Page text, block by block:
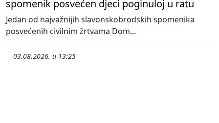
spomenik posvećen djeci poginuloj u ratu
Jedan od najvažnijih slavonskobrodskih spomenika
posvećenih civilnim žrtvama Dom...
03.08.2026. u 13:25